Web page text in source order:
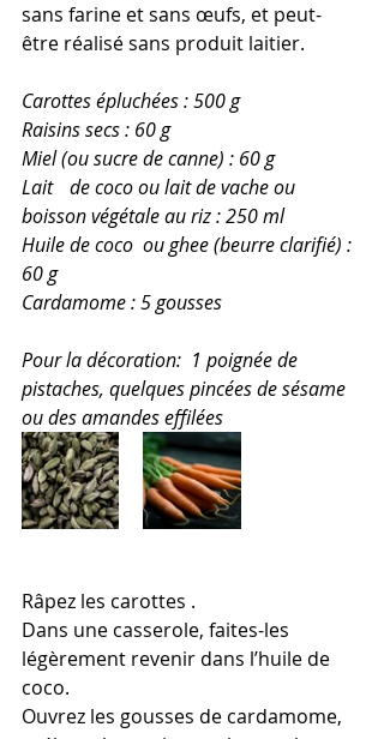
sans farine et sans œufs, et peut-
être réalisé sans produit laitier.
Carottes épluchées : 500 g
Raisins secs : 60 g
Miel (ou sucre de canne) : 60 g
Lait 	de coco ou lait de vache ou
boisson végétale au riz : 250 ml
Huile de coco  ou ghee (beurre clarifié) :
60 g
Cardamome : 5 gousses
Pour la décoration:  1 poignée de
pistaches, quelques pincées de sésame
ou des amandes effilées
Râpez les carottes .
Dans une casserole, faites-les
légèrement revenir dans l’huile de
coco.
Ouvrez les gousses de cardamome,